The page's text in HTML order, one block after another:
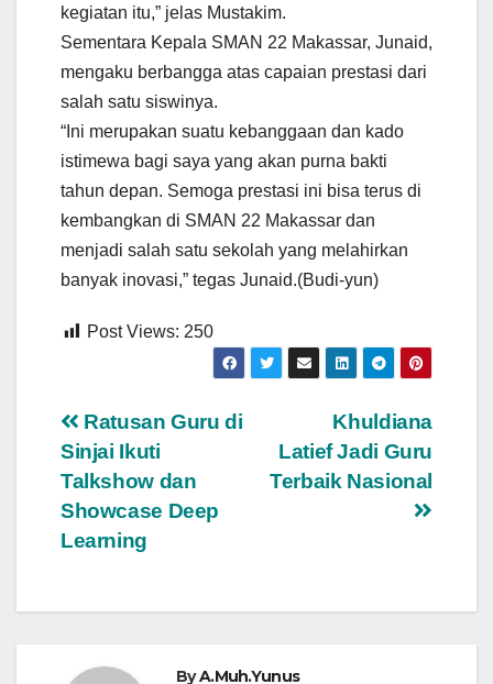
kegiatan itu,” jelas Mustakim.
Sementara Kepala SMAN 22 Makassar, Junaid,
mengaku berbangga atas capaian prestasi dari
salah satu siswinya.
“Ini merupakan suatu kebanggaan dan kado
istimewa bagi saya yang akan purna bakti
tahun depan. Semoga prestasi ini bisa terus di
kembangkan di SMAN 22 Makassar dan
menjadi salah satu sekolah yang melahirkan
banyak inovasi,” tegas Junaid.(Budi-yun)
Post Views: 250
Navigasi
pos
Khuldiana
Latief Jadi Guru
Terbaik Nasional
Ratusan Guru di
Sinjai Ikuti
Talkshow dan
Showcase Deep
Learning
ByA.Muh.Yunus